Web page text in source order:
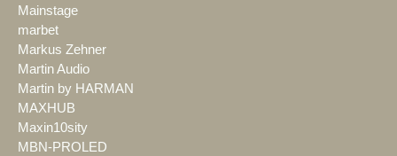
Mainstage
marbet
Markus Zehner
Martin Audio
Martin by HARMAN
MAXHUB
Maxin10sity
MBN-PROLED